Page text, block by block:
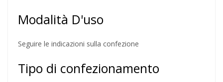
Modalità D'uso
Seguire le indicazioni sulla confezione
Tipo di confezionamento